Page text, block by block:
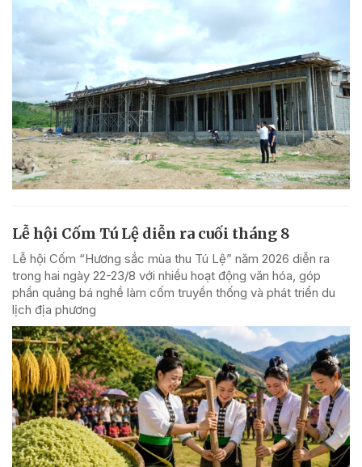
Lễ hội Cốm Tú Lệ diễn ra cuối tháng 8
Lễ hội Cốm “Hương sắc mùa thu Tú Lệ” năm 2026 diễn ra
trong hai ngày 22-23/8 với nhiều hoạt động văn hóa, góp
phần quảng bá nghề làm cốm truyền thống và phát triển du
lịch địa phương